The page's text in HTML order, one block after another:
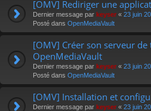
[OMV] Rediriger une
Dernier message par keyser « 23 juin
Posté dans OpenMediaVault
[OMV] Créer son serveur
OpenMediaVault
Dernier message par keyser « 23 juin
Posté dans OpenMediaVault
[OMV] Installation et
Dernier message par keyser « 23 juin